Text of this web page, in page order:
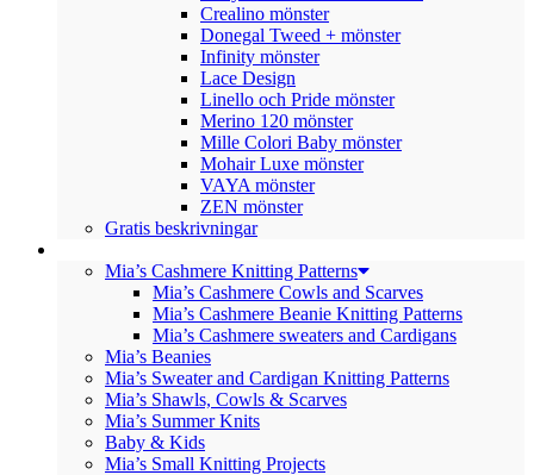
Crealino mönster
Donegal Tweed + mönster
Infinity mönster
Lace Design
Linello och Pride mönster
Merino 120 mönster
Mille Colori Baby mönster
Mohair Luxe mönster
VAYA mönster
ZEN mönster
Gratis beskrivningar
Mia’s Cashmere Knitting Patterns
Mia’s Cashmere Cowls and Scarves
Mia’s Cashmere Beanie Knitting Patterns
Mia’s Cashmere sweaters and Cardigans
Mia’s Beanies
Mia’s Sweater and Cardigan Knitting Patterns
Mia’s Shawls, Cowls & Scarves
Mia’s Summer Knits
Baby & Kids
Mia’s Small Knitting Projects